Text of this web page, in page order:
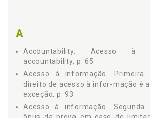
Estatal, p. 58
2.2 Acesso à Informação e
2.3 Acesso à Informação e
2.4 Transparência Pública, p. 73
2.5 Acesso à Informação e Direitos
2.5.1 Em hipótese alguma
sonegada às autoridades
A
Accountability. Acesso à
accountability, p. 65
Acesso à informação. Primeira
direito de acesso à infor-mação é
exceção, p. 93
Acesso à informação. Segunda